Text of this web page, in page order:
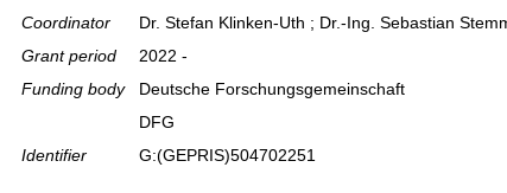
Coordinator
Dr. Stefan Klinken-Uth ; Dr.-Ing. Sebastian
Grant period
2022 -
Funding body
Deutsche Forschungsgemeinschaft
DFG
Identifier
G:(GEPRIS)504702251